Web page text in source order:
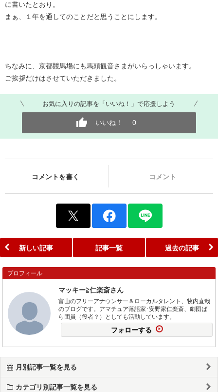
に書いたとおり。
まぁ、１年を通してのことだと思うことにします。
ちなみに、京都競馬場にも馬頭観音さまがいらっしゃいます。
ご挨拶だけはさせていただきました。
お気に入りの記事を「いいね！」で応援しよう
いいね！ 0
コメントを書く コメント
新しい記事 記事一覧 過去の記事
プロフィール
マッキー≧仁楽斎さん
富山のフリーアナウンサー＆ローカルタレント、牧内直哉
のブログです。アマチュア落語家･安野家仁楽斎、劇団ば
ら団員（役者？）としても活動しています。
フォローする
月別記事一覧を見る
カテゴリ別記事一覧を見る